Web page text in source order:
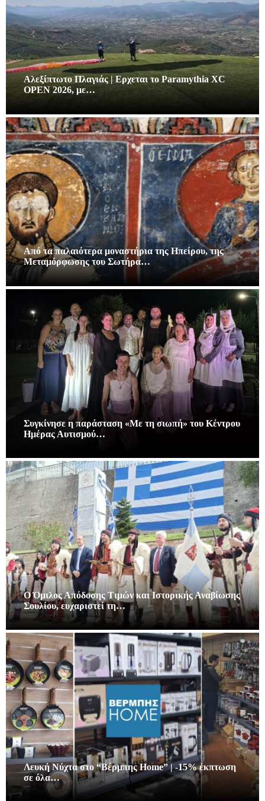
Αλεξίπτωτο Πλαγιάς | Ερχεται το Paramythia XC
OPEN 2026, με…
Από τα παλαιότερα μοναστήρια της Ηπείρου, της
Μεταμόρφωσης του Σωτήρα…
Συγκίνησε η παράσταση «Με τη σιωπή» του Κέντρου
Ημέρας Αυτισμού…
Ο Όμιλος Απόδοσης Τιμών και Ιστορικής Αναβίωσης
Σουλίου, ευχαριστεί τη…
Λευκή Νύχτα στο “Βέρμπης Home” | -15% έκπτωση
σε όλα…